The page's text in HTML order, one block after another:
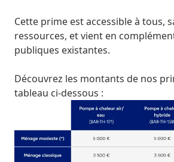
Cette prime est accessible à tous,
ressources, et vient en
publiques existantes.
Découvrez les montants de nos
tableau ci-dessous :